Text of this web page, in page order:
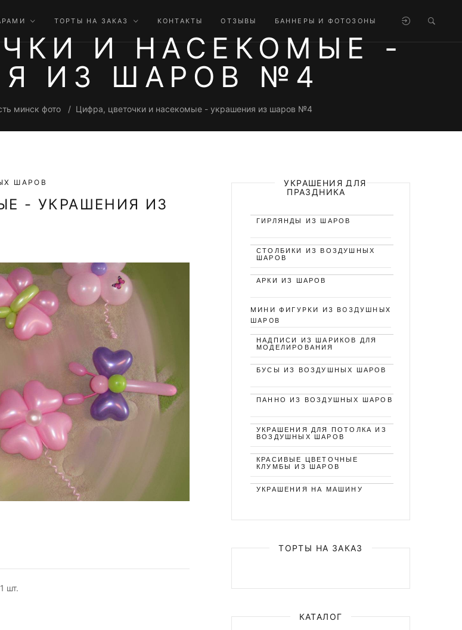
ТОРТЫ НА ЗАКАЗ КОНТАКТЫ ОТЗЫВЫ БАННЕРЫ И ФОТОЗОНЫ
И НАСЕКОМЫЕ -
ИЗ ШАРОВ №4
минск фото Цифра, цветочки и насекомые - украшения из шаров №4
ШАРОВ
- УКРАШЕНИЯ ИЗ
шт.
УКРАШЕНИЯ ДЛЯ
ПРАЗДНИКА
ГИРЛЯНДЫ ИЗ ШАРОВ
СТОЛБИКИ ИЗ ВОЗДУШНЫХ
ШАРОВ
АРКИ ИЗ ШАРОВ
МИНИ ФИГУРКИ ИЗ ВОЗДУШНЫХ
ШАРОВ
НАДПИСИ ИЗ ШАРИКОВ ДЛЯ
МОДЕЛИРОВАНИЯ
БУСЫ ИЗ ВОЗДУШНЫХ ШАРОВ
ПАННО ИЗ ВОЗДУШНЫХ ШАРОВ
УКРАШЕНИЯ ДЛЯ ПОТОЛКА ИЗ
ВОЗДУШНЫХ ШАРОВ
КРАСИВЫЕ ЦВЕТОЧНЫЕ
КЛУМБЫ ИЗ ШАРОВ
УКРАШЕНИЯ НА МАШИНУ
ТОРТЫ НА ЗАКАЗ
КАТАЛОГ